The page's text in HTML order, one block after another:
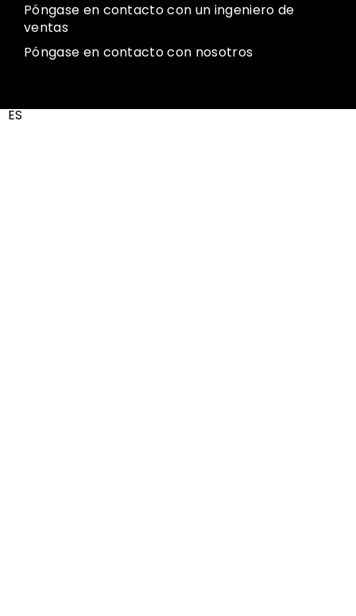
Póngase en contacto con un ingeniero de
ventas
Póngase en contacto con nosotros
ES